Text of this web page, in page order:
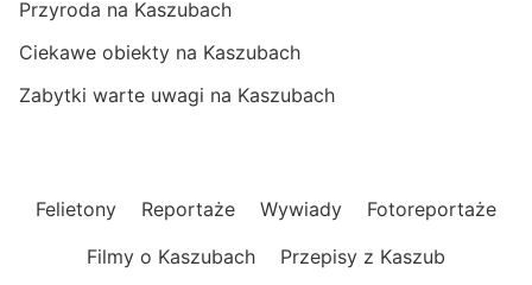
Przyroda na Kaszubach
Ciekawe obiekty na Kaszubach
Zabytki warte uwagi na Kaszubach
Felietony Reportaże Wywiady
Fotoreportaże
Filmy o Kaszubach
Przepisy z Kaszub